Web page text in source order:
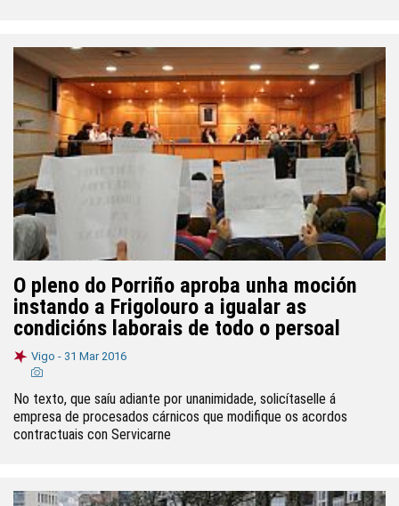
O pleno do Porriño aproba unha moción
instando a Frigolouro a igualar as
condicións laborais de todo o persoal
Vigo - 31 Mar 2016
No texto, que saíu adiante por unanimidade, solicítaselle á
empresa de procesados cárnicos que modifique os acordos
contractuais con Servicarne